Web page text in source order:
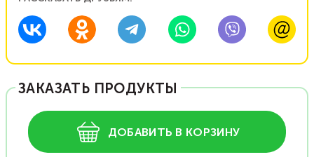
ЗАКАЗАТЬ ПРОДУКТЫ
ДОБАВИТЬ В КОРЗИНУ